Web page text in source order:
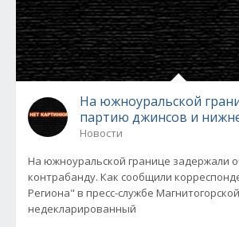
На южноуральской
партию джинсов и
Новости
На южноуральской границе задержали
контрабанду. Как сообщили
Региона" в пресс-службе
недекларированный